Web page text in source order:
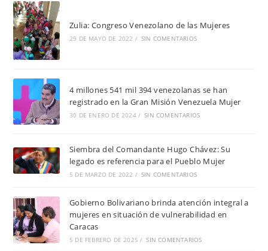
Zulia: Congreso Venezolano de las Mujeres
29 DE MAYO DE 2022 / SIN COMENTARIOS
4 millones 541 mil 394 venezolanas se han
registrado en la Gran Misión Venezuela Mujer
30 DE ENERO DE 2024 / SIN COMENTARIOS
Siembra del Comandante Hugo Chávez: Su
legado es referencia para el Pueblo Mujer
5 DE MARZO DE 2022 / SIN COMENTARIOS
Gobierno Bolivariano brinda atención integral a
mujeres en situación de vulnerabilidad en
Caracas
5 DE FEBRERO DE 2025 / SIN COMENTARIOS